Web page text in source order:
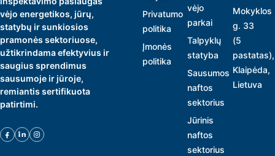
vėjo energetikos, jūrų,
statybų ir sunkiosios
pramonės sektoriuose,
užtikrindama efektyvius ir
saugius sprendimus
sausumoje ir jūroje,
remiantis sertifikuota
patirtimi.
Privatumo
politika
Įmonės
politika
vėjo
parkai
Talpyklų
statyba
Sausumos
naftos
sektorius
Jūrinis
naftos
sektorius
Mokyklos
g. 33
(5
pastatas),
Klaipėda,
Lietuva